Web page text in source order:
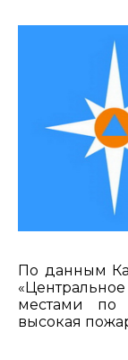
По данным
местами по
высокая